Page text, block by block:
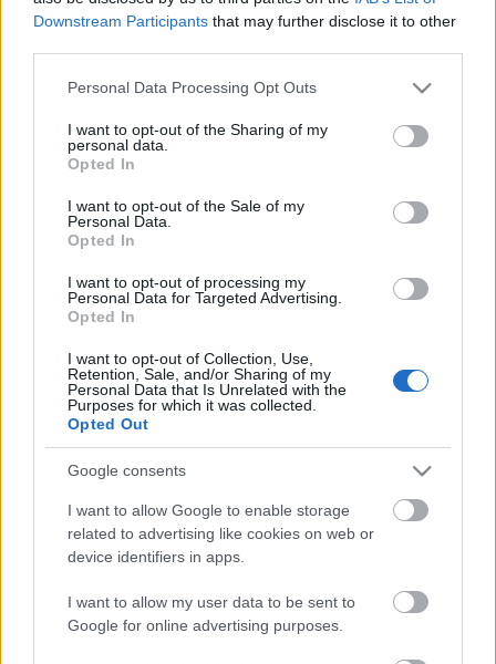
Downstream Participants that may further disclose it to other
Please note that this website/app uses one or more Google
not limited to your visit or usage behaviour. You may click to
grant or deny consent to Google and its third-party tags to
use your data for below specified purposes in below Google
consent section.
Personal Data Processing Opt Outs
I want to opt-out of the Sharing of my
personal data.
Opted In
I want to opt-out of the Sale of my
Personal Data.
Opted In
I want to opt-out of processing my
Personal Data for Targeted Advertising.
Opted In
I want to opt-out of Collection, Use,
Retention, Sale, and/or Sharing of my
Personal Data that Is Unrelated with the
Purposes for which it was collected.
Opted Out
Google consents
I want to allow Google to enable storage
related to advertising like cookies on web or
device identifiers in apps.
I want to allow my user data to be sent to
Google for online advertising purposes.
Tóth Zoltán (forrás: Pinceszínház)
Az este teljes bevételét a szervátültetett gyerekek
táborának javára ajánlják fel.
Jegyek a Transzplantációs Alapítvány a Megújított
Életekért e-mail címén:
transalap@acenet.huvagy
telefonon: 06 30 242 8558 igényelhetőek, illetve
közvetlenül az előadás előtt a színházban
válthatóak.
Címkék:jótékonyság Pinceszínház
Ajánlott bejegyzések:
Bartók dallamok jazz-zenekarral és
tánccal